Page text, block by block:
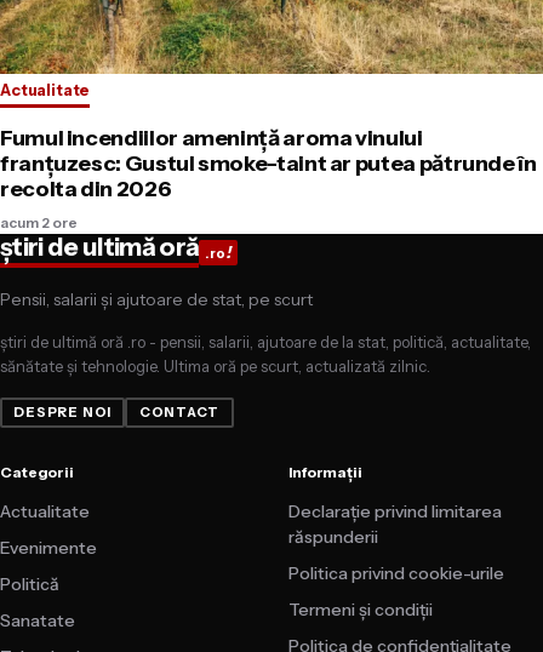
Actualitate
Fumul incendiilor amenință aroma vinului
franțuzesc: Gustul smoke-taint ar putea pătrunde în
recolta din 2026
acum 2 ore
știri de ultimă oră .ro!
Pensii, salarii și ajutoare de stat, pe scurt
știri de ultimă oră .ro - pensii, salarii, ajutoare de la stat, politică, actualitate,
sănătate și tehnologie. Ultima oră pe scurt, actualizată zilnic.
DESPRE NOI CONTACT
Categorii
Actualitate
Evenimente
Politică
Sanatate
Informații
Declarație privind limitarea
răspunderii
Politica privind cookie-urile
Termeni și condiții
Politica de confidențialitate